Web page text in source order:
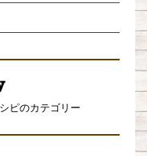
ピのカテゴリー